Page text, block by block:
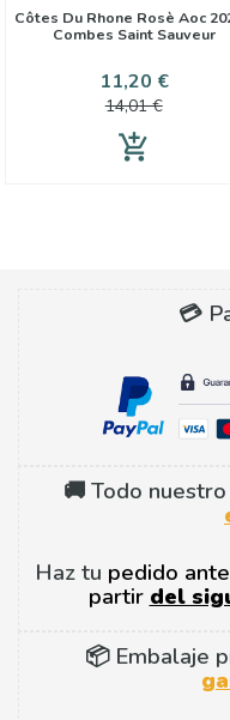
Côtes Du Rhone Rosè Aoc
Combes Saint Sauveur
Precio
11,20 €Precio
14,01 €
add_shopping_cart
💳
🚚 Todo
Haz tu pedido
partir del
📦 Embalaje